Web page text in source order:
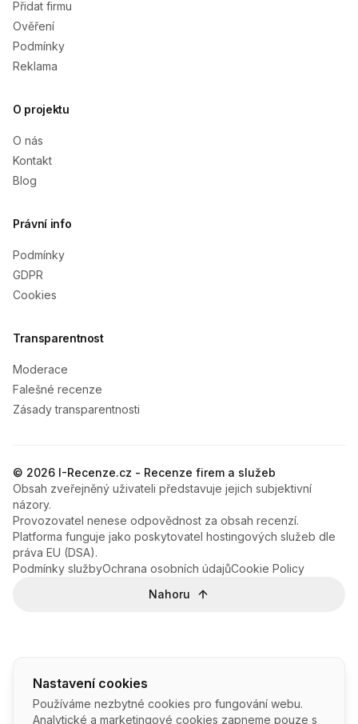
Nastavení cookies
Používáme nezbytné cookies pro fungování webu.
Analytické a marketingové cookies zapneme pouze s
Přidat firmu
Ověření
Podmínky
Reklama
O projektu
O nás
Kontakt
Blog
Právní info
Podmínky
GDPR
Cookies
Transparentnost
Moderace
Falešné recenze
Zásady transparentnosti
© 2026 I-Recenze.cz - Recenze firem a služeb
Obsah zveřejněný uživateli představuje jejich subjektivní
názory.
Provozovatel nenese odpovědnost za obsah recenzí.
Platforma funguje jako poskytovatel hostingových služeb dle
práva EU (DSA).
Podmínky službyOchrana osobních údajůCookie Policy
Nahoru